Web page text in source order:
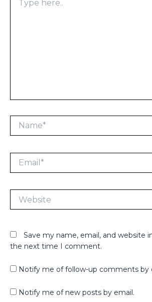
here..
Website
Save my name, email, and website
the next time I comment.
Notify me of follow-up comments by
Notify me of new posts by email.